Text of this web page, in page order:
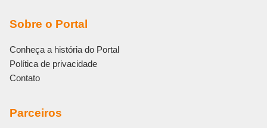
Sobre o Portal
Conheça a história do Portal
Política de privacidade
Contato
Parceiros